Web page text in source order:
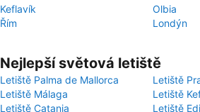
Keflavík
Olbia
Řím
Londýn
Nejlepší světová letiště
Letiště Palma de Mallorca
Letiště
Letiště Málaga
Letiště
Letiště Catania
Letiště